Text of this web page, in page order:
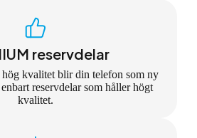
reservdelar
kvalitet blir din telefon som ny
reservdelar som håller högt
kvalitet.